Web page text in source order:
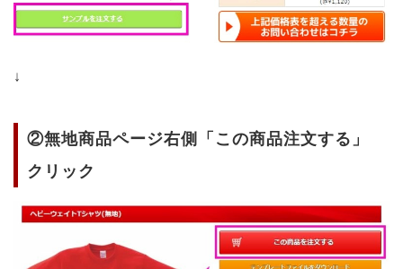
↓
②無地商品ページ右側「この商品注文する」
クリック